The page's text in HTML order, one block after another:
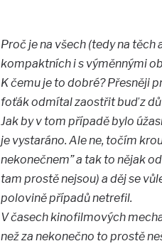
Proč je na všech (tedy na
kompaktních i s výměnnými
K čemu je to dobré? Přesněji
foťák odmítal zaostřit buď z
Jak by v tom případě bylo
je vystaráno. Ale ne, točím
nekonečnem” a tak to nějak
tam prostě nejsou) a děj se
polovině případů netrefil.
V časech kinofilmových
než za nekonečno to prostě